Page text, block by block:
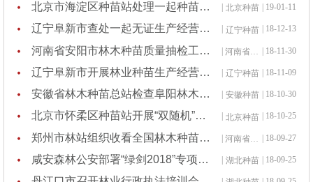
北京市海淀区种苗站处理一起种苗违法案件 北京种苗 | 19-01-11
辽宁阜新市查处一起无证生产经营林木种苗案件 辽宁种苗 | 18-12-13
河南省安阳市林木种苗质量抽检工作圆满完成 | 河南省种苗站 | 18-11-30
辽宁阜新市开展林业种苗生产经营执法检查工作 | 辽宁种苗 | 18-11-09
安徽省林木种苗总站检查阜阳林木种苗质量工作 安徽种苗 | 18-10-30
北京市怀柔区种苗站开展“双随机”抽查工作情况 北京种苗 | 18-10-25
郑州市林站组织收看全国林木种苗行政执法年“在线访谈”系列节目 | 河南省种苗站 | 18-09-27
咸安森林公安部署“绿剑2018”专项行动 | 湖北种苗 | 18-09-25